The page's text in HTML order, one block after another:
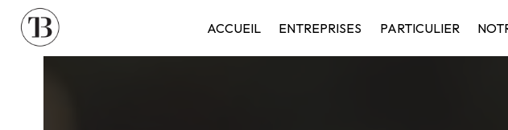
ACCUEIL ENTREPRISES PARTICULIER
Panneau de gestion des cookies